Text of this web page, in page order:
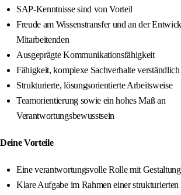
SAP-Kenntnisse sind von Vorteil
Freude am Wissenstransfer und an der
Mitarbeitenden
Ausgeprägte Kommunikationsfähigkeit
Fähigkeit, komplexe Sachverhalte
Strukturierte, lösungsorientierte Arbeitsweise
Teamorientierung sowie ein hohes Maß an
Verantwortungsbewusstsein
Deine Vorteile
Eine verantwortungsvolle Rolle mit
Klare Aufgabe im Rahmen einer strukturierten